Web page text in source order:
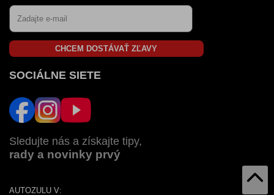
CHCEM DOSTÁVAŤ ZĽAVY
SOCIÁLNE SIETE
Sledujte nás a získajte tipy,
rady a novinky prvý
AUTOZULU V: